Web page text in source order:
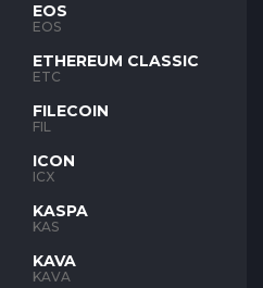
EOS
EOS
ETHEREUM CLASSIC
ETC
FILECOIN
FIL
ICON
ICX
KASPA
KAS
KAVA
KAVA